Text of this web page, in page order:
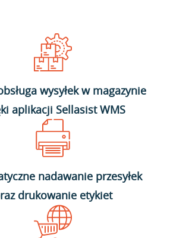
wysyłek w magazynie
aplikacji Sellasist WMS
nadawanie przesyłek
drukowanie etykiet